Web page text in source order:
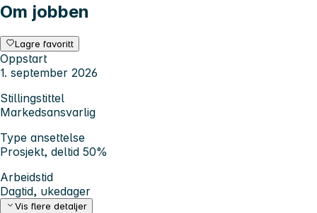
Om jobben
Lagre favoritt
Oppstart
1. september 2026
Stillingstittel
Markedsansvarlig
Type ansettelse
Prosjekt, deltid 50%
Arbeidstid
Dagtid, ukedager
Vis flere detaljer